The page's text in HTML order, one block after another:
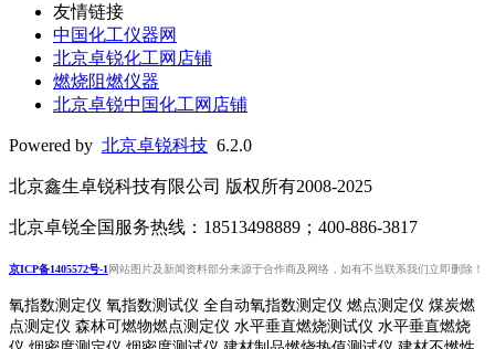
友情链接
中国化工仪器网
北京卓锐化工网店铺
燃烧阻燃仪器
北京卓锐中国化工网店铺
Powered by 北京卓锐科技 6.2.0
北京鑫生卓锐科技有限公司 版权所有2008-2025
北京卓锐全国服务热线：18513498889；400-886-3817
京ICP备1405572号-1网站图片及新闻资料部分来源于合作商及网络，如有不当联系我们立即删除！
氧指数测定仪 氧指数测试仪 全自动氧指数测定仪 燃点测定仪 煤炭燃
点测定仪 森林可燃物燃点测定仪 水平垂直燃烧测试仪 水平垂直燃烧